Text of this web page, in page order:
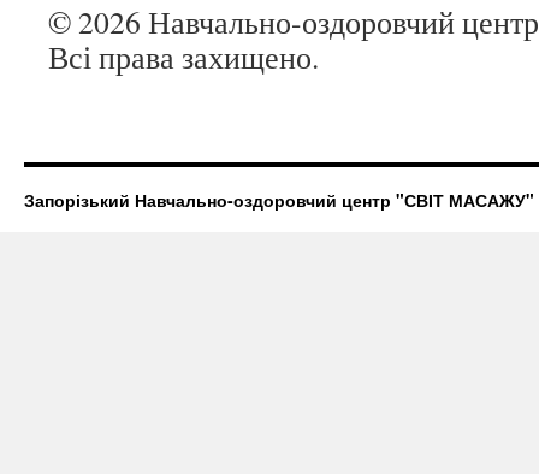
© 2026 Навчально-оздоровчий
Всі права захищено.
Запорізький Навчально-оздоровчий центр "СВІТ МАСАЖУ"